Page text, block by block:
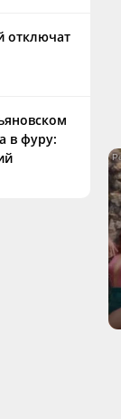
отключат
в фуру: